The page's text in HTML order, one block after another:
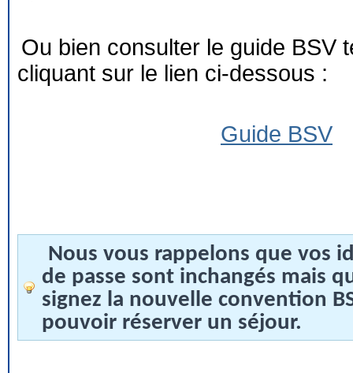
Ou bien consulter le guide BSV
cliquant sur le lien ci-dessous :
Guide BSV
Nous vous rappelons que vos
de passe sont inchangés mais
signez la nouvelle convention
pouvoir réserver un séjour.